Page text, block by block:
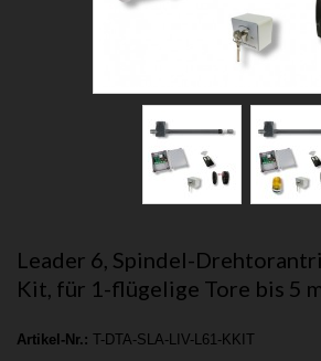
Leader 6, Spindel-
Kit, für 1-flügelige Tore bis 5
Artikel-Nr.: T-DTA-SLA-LIV-L61-KKIT